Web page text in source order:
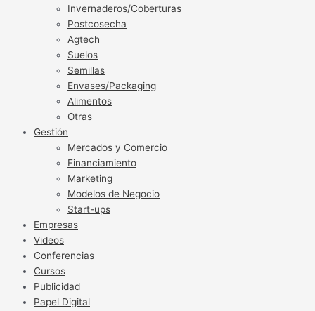
Invernaderos/Coberturas
Postcosecha
Agtech
Suelos
Semillas
Envases/Packaging
Alimentos
Otras
Gestión
Mercados y Comercio
Financiamiento
Marketing
Modelos de Negocio
Start-ups
Empresas
Videos
Conferencias
Cursos
Publicidad
Papel Digital